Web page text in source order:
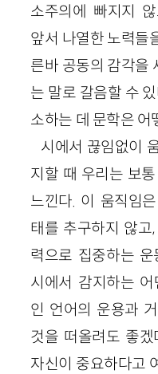
소주의에 빠지지
앞서 나열한 노력들
른바 공동의 감각을
는 말로 갈음할 수
소하는 데 문학은 어
시에서 끊임없이
지할 때 우리는 보
느낀다. 이 움직임
태를 추구하지 않고
력으로 집중하는
시에서 감지하는
인 언어의 운용과
것을 떠올려도 좋
자신이 중요하다고